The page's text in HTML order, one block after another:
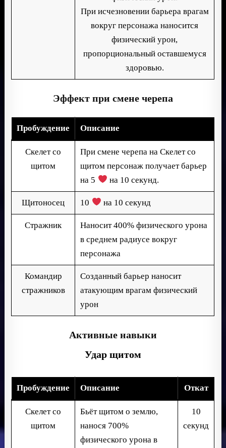
При исчезновении барьера врагам
вокруг персонажа наносится
физический урон,
пропорциональный оставшемуся
здоровью.
Эффект при смене черепа
Пробуждение Описание
Скелет со
щитом
При смене черепа на Скелет со
щитом персонаж получает барьер
на 5
на 10 секунд.
Щитоносец 10 на 10 секунд
Стражник
Наносит 400% физического урона
в среднем радиусе вокруг
персонажа
Командир
стражников
Созданный барьер наносит
атакующим врагам физический
урон
Активные навыки
Удар щитом
Пробуждение Описание Откат
Скелет со
щитом
Бьёт щитом о землю,
нанося 700%
физического урона в
10
секунд